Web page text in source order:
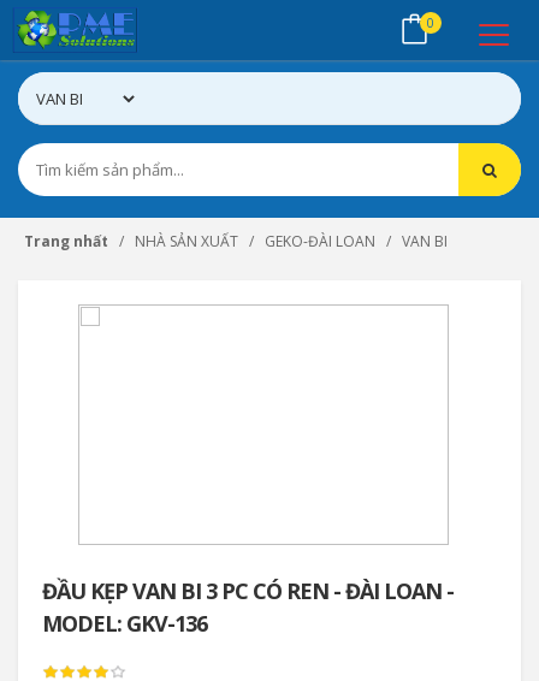
0
Trang nhất NHÀ SẢN XUẤT GEKO-ĐÀI LOAN VAN BI
ĐẦU KẸP VAN BI 3 PC CÓ REN - ĐÀI LOAN -
MODEL: GKV-136